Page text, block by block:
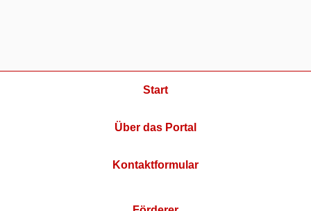
Start
Über das Portal
Kontaktformular